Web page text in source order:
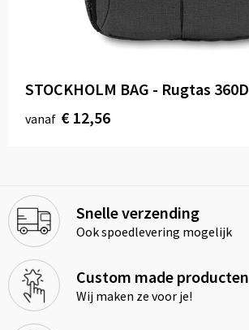
STOCKHOLM BAG - Rugtas 360D
vanaf € 12,56
Snelle verzending
Ook spoedlevering mogelijk
Custom made producten
Wij maken ze voor je!